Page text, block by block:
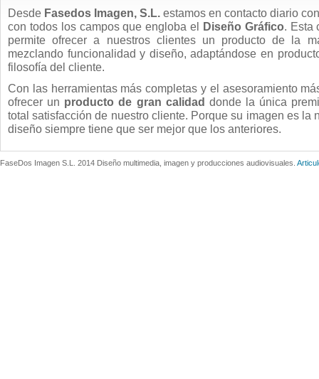
Desde Fasedos Imagen, S.L. estamos en contacto diario
con todos los campos que engloba el Diseño Gráfico. Esta
permite ofrecer a nuestros clientes un producto de la
mezclando funcionalidad y diseño, adaptándose en
filosofía del cliente.
Con las herramientas más completas y el asesoramiento
ofrecer un producto de gran calidad donde la única
total satisfacción de nuestro cliente. Porque su imagen es la
diseño siempre tiene que ser mejor que los anteriores.
FaseDos Imagen S.L. 2014 Diseño multimedia, imagen y producciones audiovisuales.